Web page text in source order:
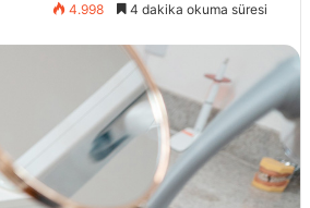
4.998 4 dakika okuma süresi